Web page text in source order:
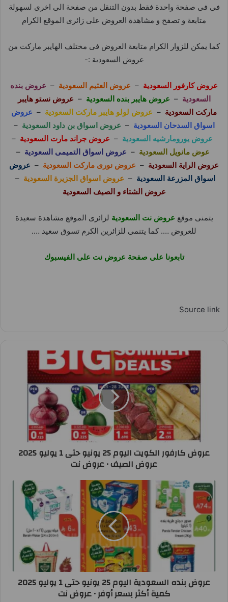
فى فى صفحة واحدة فقط بدون التنقل من صفحة الى اخرى لسهولة
متابعة و تصفح و مشاهدة العروض على زائرى الموقع الكرام
كما يمكن للزوار الكرام متابعة العروض فى مختلف الهايبر ماركت من
عروض السعودية :-
عروض كارفور السعودية – عروض العثيم السعودية – عروض بنده
السعودية – عروض هايبر بنده السعودية – عروض نستو هايبر
ماركت السعودية – عروض لولو هايبر ماركت السعودية – عروض
اسواق السدحان السعودية – عروض اسواق بن داود السعودية –
عروض يورومارشيه السعودية – عروض جراند مارت السعودية –
عوض مانويل السعودية – عروض اسواق التميمى السعودية –
عروض الراية السعودية – عروض نورى ماركت السعودية – عروض
اسواق المزرعة السعودية – عروض اسواق الجزيرة السعودية –
عروض الشتاء و الصيف السعودية
يتمنى موقع عروض نت السعودية لزائرى الموقع مشاهدة سعيدة
للعروض …. كما يتنمى للزائرين الكرم تسوق سعيد ….
تابعونا على صفحة عروض نت على الفيسبوك
Source link
عروض كارفور الكويت اليوم 25 يونيو حتى 1 يوليو 2025
عروض الصيف • عروض نت
عروض بنده السعودية اليوم 25 يونيو حتى 1 يوليو 2025
كمية أكثر بسعر أوفر • عروض نت